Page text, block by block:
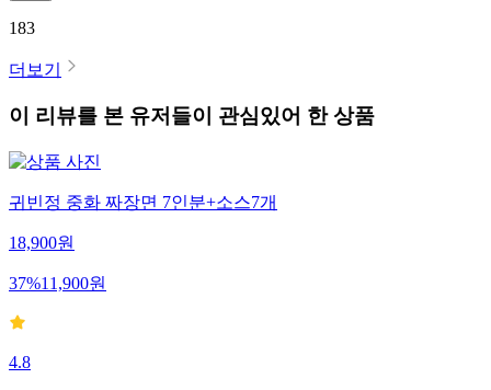
183
더보기
이 리뷰를 본 유저들이 관심있어 한 상품
귀빈정 중화 짜장면 7인분+소스7개
18,900원
37%11,900원
4.8